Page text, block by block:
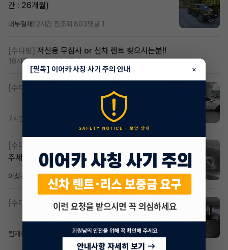
간 : 26개월)
내부결재12시간 전조회 803댓글 1
[수다방] 저신용 무심사 or 신차 렌트 찾으시는분!!
16시간 전조회 401댓글 2
[수다방]
7시간 전
[수다방]
주세요
이상진 1일 전조회 176댓글 1
[수다방] 소렌토 2.5 T&스타리아9인승디젤 2운전자
킴재섭 댓글 3
[필독] 이어카 사칭 사기 주의 안내 ×